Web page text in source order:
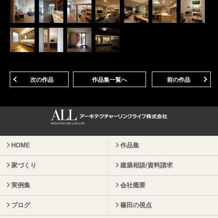
次の作品 作品集一覧へ 前の作品
HOME 作品集
家づくり 建築相談/資料請求
実例集 会社概要
ブログ 篠田の視点